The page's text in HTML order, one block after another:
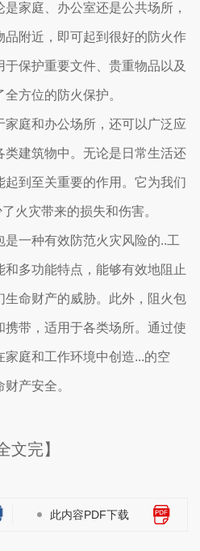
家庭、办公室还是公共场所，
品附近，即可起到很好的防火作
保护重要文件、贵重物品以及
方位的防火保护。
家庭和办公场所，还可以广泛应
类建筑物中。无论是日常生活还
到至关重要的作用。它为我们
火灾带来的损失和伤害。
一种有效防范火灾风险的..工
多功能特点，能够有效地阻止
生命财产的威胁。此外，阻火包
带，适用于各类场所。通过使
庭和工作环境中创造...的空
产安全。
文完】
此内容PDF下载